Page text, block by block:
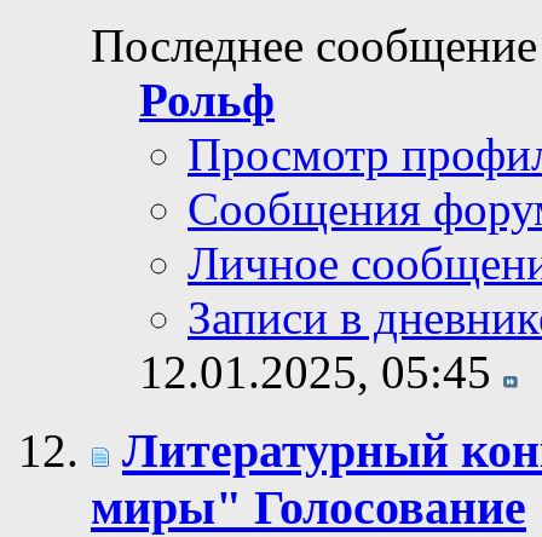
Последнее
Рольф
Просмотр
Сообщения
Личное
Записи в
12.01.2025, 05:45
Литературный
миры" Голосование